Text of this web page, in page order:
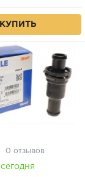
КУПИТЬ
0 отзывов
сегодня